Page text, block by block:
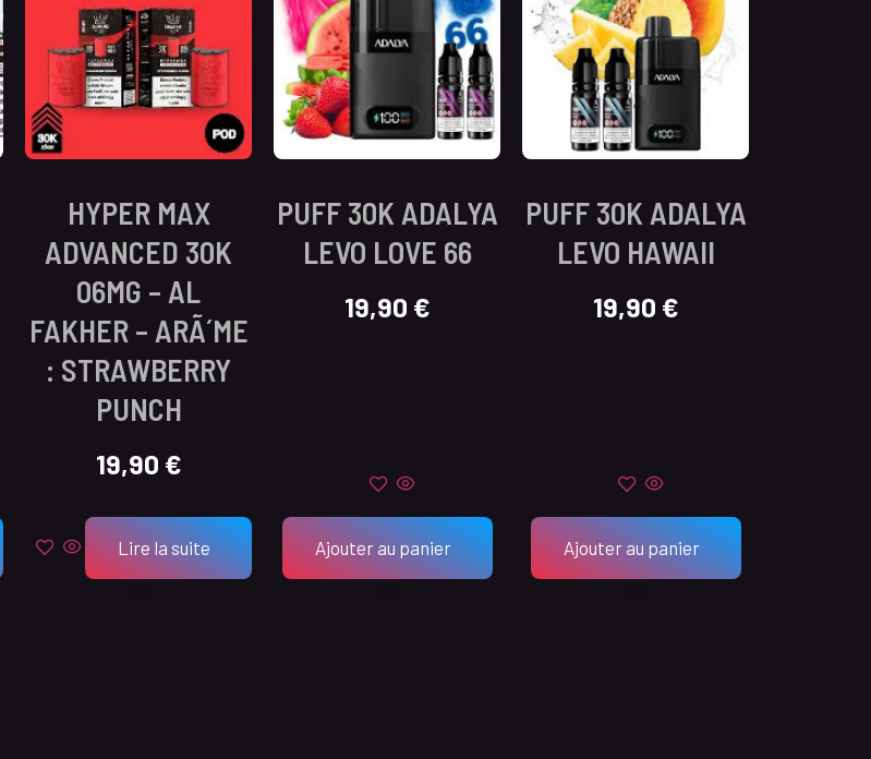
HYPER MAX
ADVANCED 30K
06MG – AL
FAKHER – ARÃ´ME
: STRAWBERRY
PUNCH
19,90 €
Lire la suite
PUFF 30K ADALYA
LEVO LOVE 66
19,90 €
Ajouter au panier
PUFF 30K ADALYA
LEVO HAWAII
19,90 €
Ajouter au panier